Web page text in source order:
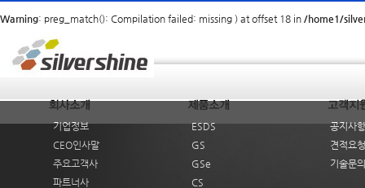
Warning: preg_match(): Compilation failed: missing ) at offset 18 in /home1/
기업정보
CEO인사말
주요고객사
파트너사
ESDS
GS
GSe
CS
공지사항
견적요청
기술문의